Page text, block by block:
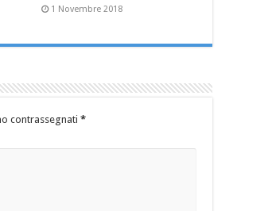
1 Novembre 2018
contrassegnati *